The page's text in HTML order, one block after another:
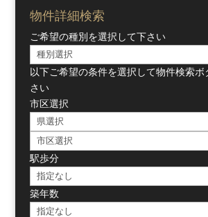
物件詳細検索
ご希望の種別を選択して下さい
以下ご希望の条件を選択して物件検索ボ
さい
市区選択
駅歩分
築年数